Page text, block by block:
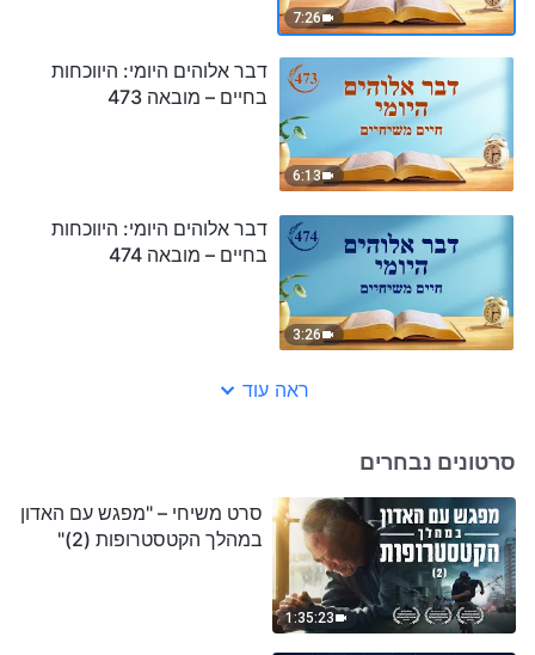
7:26
6:13
דבר אלוהים היומי: היווכחות
בחיים – מובאה 473
3:26
דבר אלוהים היומי: היווכחות
בחיים – מובאה 474
ראה עוד
סרטונים נבחרים
1:35:23
סרט משיחי – "מפגש עם האדון
במהלך הקטסטרופות (2)"